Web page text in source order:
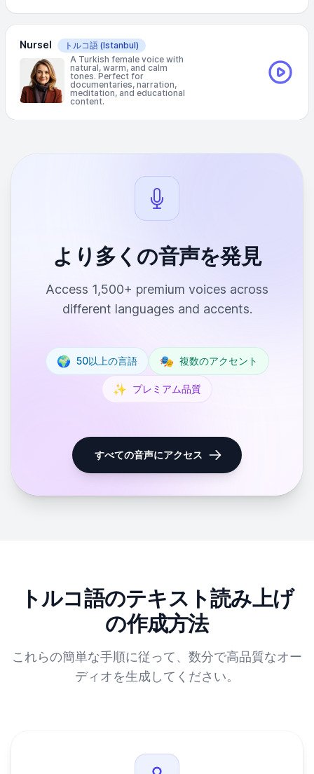
Nursel トルコ語 (Istanbul)
A Turkish female voice with
natural, warm, and calm
tones. Perfect for
documentaries, narration,
meditation, and educational
content.
より多くの音声を発見
Access 1,500+ premium voices across
different languages and accents.
🌍 50以上の言語 🎭 複数のアクセント
✨ プレミアム品質
すべての音声にアクセス
トルコ語のテキスト読み上げ
の作成方法
これらの簡単な手順に従って、数分で高品質なオー
ディオを生成してください。